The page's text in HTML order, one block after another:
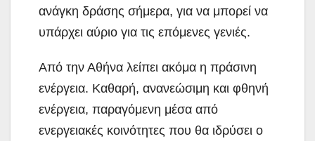
ανάγκη δράσης σήμερα, για να μπορεί να
υπάρχει αύριο για τις επόμενες γενιές.
Από την Αθήνα λείπει ακόμα η πράσινη
ενέργεια. Καθαρή, ανανεώσιμη και φθηνή
ενέργεια, παραγόμενη μέσα από
ενεργειακές κοινότητες που θα ιδρύσει ο